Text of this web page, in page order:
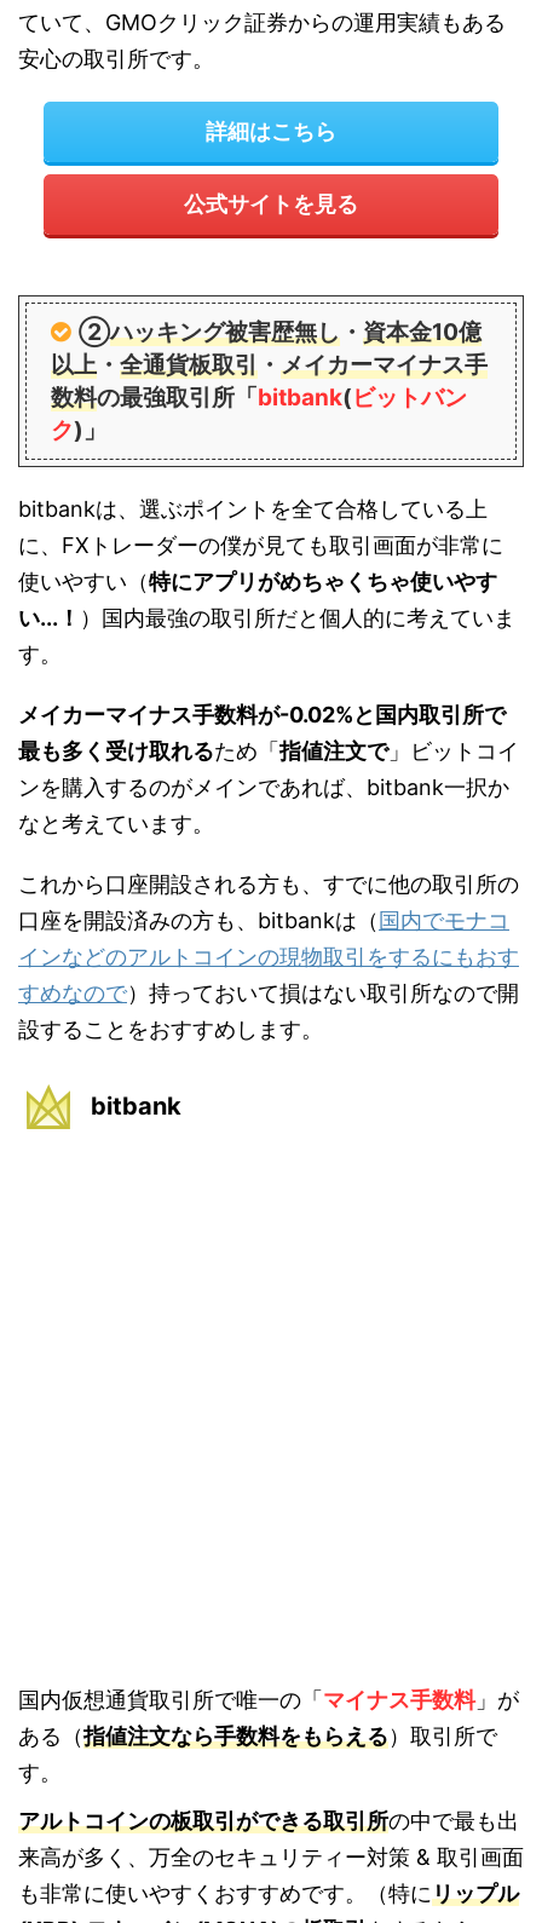
ていて、GMOクリック証券からの運用実績もある
安心の取引所です。
詳細はこちら
公式サイトを見る
②ハッキング被害歴無し ・ 資本金10億
以上 ・ 全通貨板取引 ・ メイカーマイナス手
数料の最強取引所「bitbank(ビットバン
ク)」
bitbankは、選ぶポイントを全て合格している上
に、FXトレーダーの僕が見ても取引画面が非常に
使いやすい（特にアプリがめちゃくちゃ使いやす
い...！ ）国内最強の取引所だと個人的に考えていま
す。
メイカーマイナス手数料が-0.02%と国内取引所で
最も多く受け取れるため「指値注文で」ビットコイ
ンを購入するのがメインであれば、bitbank一択か
なと考えています。
これから口座開設される方も、すでに他の取引所の
口座を開設済みの方も、bitbankは（ 国内でモナコ
インなどのアルトコインの現物取引をするにもおす
すめなので）持っておいて損はない取引所なので開
設することをおすすめします。
bitbank
国内仮想通貨取引所で唯一の「 マイナス手数料」が
ある（指値注文なら手数料をもらえる）取引所で
す。
アルトコインの板取引ができる取引所の中で最も出
来高が多く、万全のセキュリティー対策 & 取引画面
も非常に使いやすくおすすめです。（特にリップル